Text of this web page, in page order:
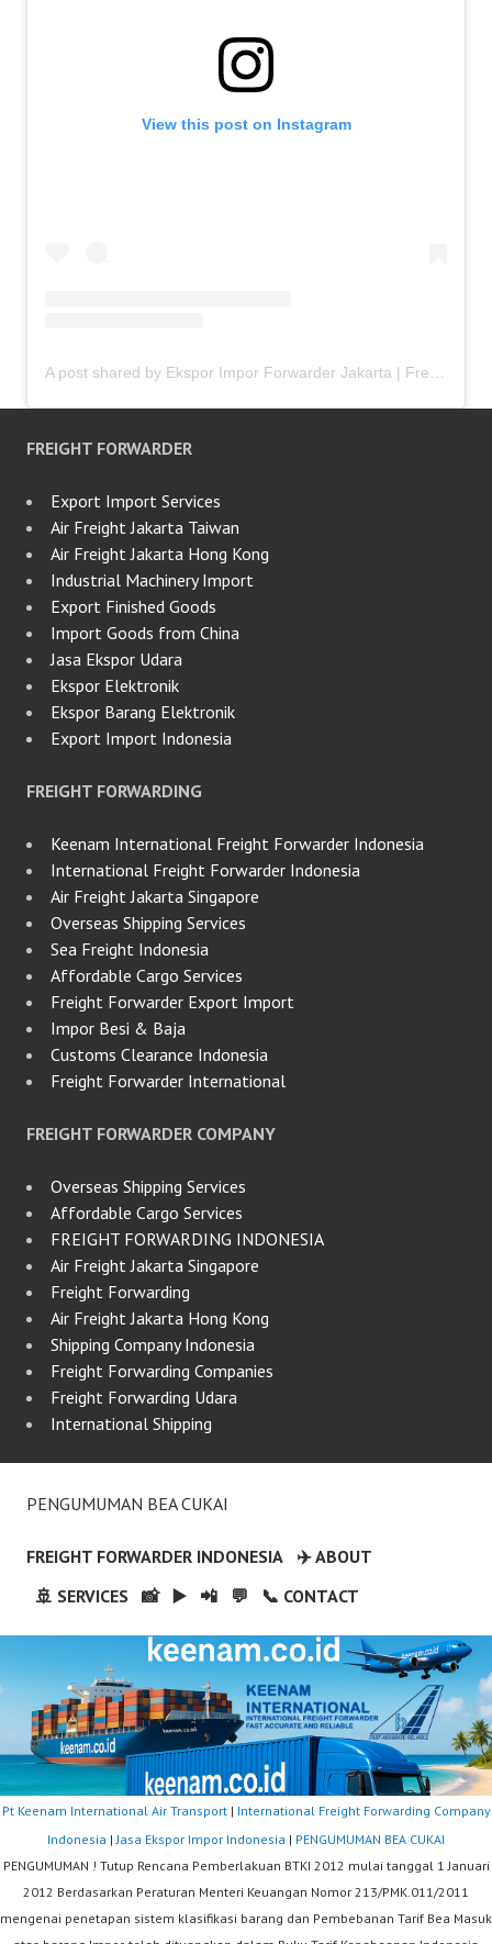
View this post on Instagram
FREIGHT FORWARDER
Export Import Services
Air Freight Jakarta Taiwan
Air Freight Jakarta Hong Kong
Industrial Machinery Import
Export Finished Goods
Import Goods from China
Jasa Ekspor Udara
Ekspor Elektronik
Ekspor Barang Elektronik
Export Import Indonesia
FREIGHT FORWARDING
Keenam International Freight Forwarder Indonesia
International Freight Forwarder Indonesia
Air Freight Jakarta Singapore
Overseas Shipping Services
Sea Freight Indonesia
Affordable Cargo Services
Freight Forwarder Export Import
Impor Besi & Baja
Customs Clearance Indonesia
Freight Forwarder International
FREIGHT FORWARDER COMPANY
Overseas Shipping Services
Affordable Cargo Services
FREIGHT FORWARDING INDONESIA
Air Freight Jakarta Singapore
Freight Forwarding
Air Freight Jakarta Hong Kong
Shipping Company Indonesia
Freight Forwarding Companies
Freight Forwarding Udara
International Shipping
PENGUMUMAN BEA CUKAI
FREIGHT FORWARDER INDONESIA
✈️ ABOUT
🚢 SERVICES
📸 ▶️ 📲 💬 📞 CONTACT
Pt Keenam International Air Transport| International Freight Forwarding Company
Indonesia | Jasa Ekspor Impor Indonesia | PENGUMUMAN BEA CUKAI
PENGUMUMAN ! Tutup Rencana Pemberlakuan BTKI 2012 mulai tanggal 1 Januari
2012 Berdasarkan Peraturan Menteri Keuangan Nomor 213/PMK.011/2011
mengenai penetapan sistem klasifikasi barang dan Pembebanan Tarif Bea Masuk